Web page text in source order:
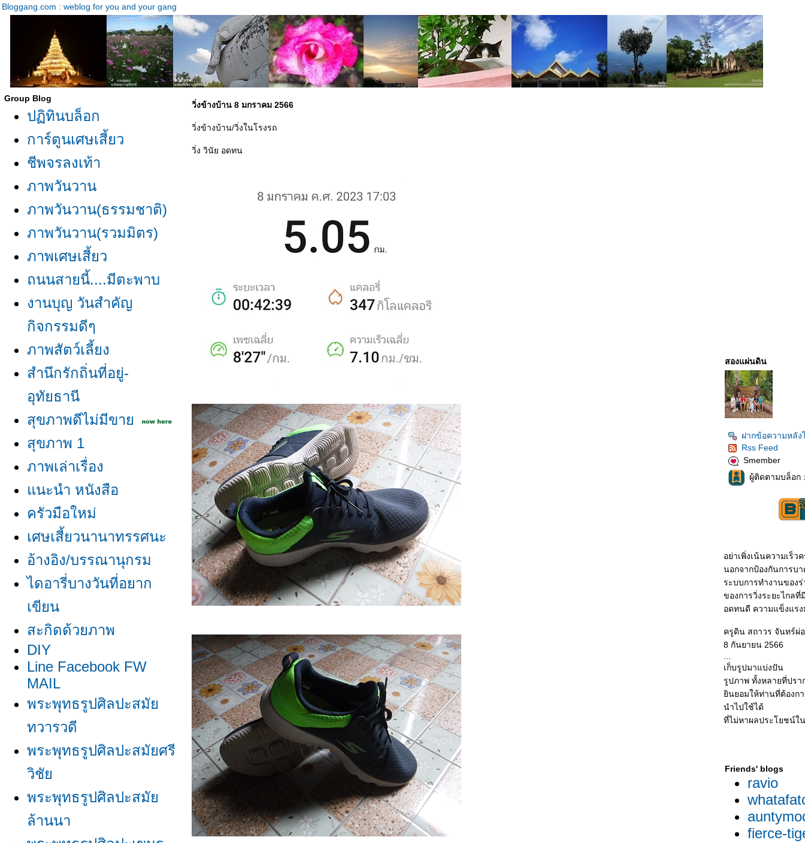
Bloggang.com : weblog for you and your gang
Group Blog
ปฏิทินบล็อก
การ์ตูนเศษเสี้ยว
ชีพจรลงเท้า
ภาพวันวาน
ภาพวันวาน(ธรรมชาติ)
ภาพวันวาน(รวมมิตร)
ภาพเศษเสี้ยว
ถนนสายนี้....มีตะพาบ
งานบุญ วันสำคัญ
กิจกรรมดีๆ
ภาพสัตว์เลี้ยง
สำนึกรักถิ่นที่อยู่-
อุทัยธานี
สุขภาพดีไม่มีขา
สุขภาพ 1
ภาพเล่าเรื่อง
นะนำ หนังสือ
ครัวมือใหม่
เศษเสี้ยวนานาทรรศนะ
อ้างอิง/บรรณานุกรม
ไดอารี่บางวันที่อยาก
เขียน
สะกิดด้วยภาพ
DIY
Line Facebook FW
MAIL
พระพุทธรูปศิลปะสมั
ทวารวดี
พระพุทธรูปศิลปะสมัยศรี
วิชั
พระพุทธรูปศิลปะสมั
ล้านนา
วิ่งข้างบ้าน 8 มกราคม 2566
วิ่งข้างบ้าน/วิ่งในโรงรถ
วิ่ง วินัย อดทน
สองแผ่นดิน
ฝากข้อความหลัง
Rss Feed
Smember
ผู้ติดตามบล็อก
อย่าเพิ่งเน้นความเร็
นอกจากป้องกันการบ
ระบบการทำงานของ
ของการวิ่งระยะไกล
อดทนดี ความแข็งแร
ครูดิน สถาวร จันทร์ผ่
8 กันยายน 2566
เก็บรูปมาแบ่งปัน
รูปภาพ ทั้งหลายที่ปรา
นยอมให้ท่านที่ต้องก
นำไปใช้ได้
ที่ไม่หาผลประโยชน์ใ
Friends' blogs
ravio
fierce-